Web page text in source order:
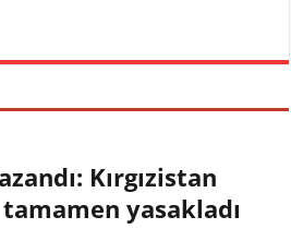
Kırgızistan
yasakladı